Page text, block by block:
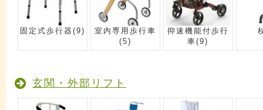
固定式歩行器 (9)
室内専用歩行車
(5)
抑速機能付歩行
車(9)
玄関・外部リフト